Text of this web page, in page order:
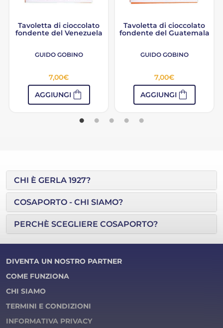
Tavoletta di cioccolato
fondente del Venezuela
GUIDO GOBINO
7,00€
AGGIUNGIshopping_bag
Tavoletta di cioccolato
fondente del Guatemala
GUIDO GOBINO
7,00€
AGGIUNGIshopping_bag
CHI È GERLA 1927?
COSAPORTO - CHI SIAMO?
PERCHÈ SCEGLIERE COSAPORTO?
DIVENTA UN NOSTRO PARTNER
COME FUNZIONA
CHI SIAMO
TERMINI E CONDIZIONI
INFORMATIVA PRIVACY